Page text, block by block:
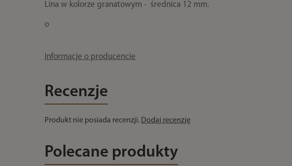
Lina w kolorze granatowym - średnica 12 mm.
o
Informacje o producencie
Recenzje
Produkt nie posiada recenzji. Dodaj recenzję
Polecane produkty